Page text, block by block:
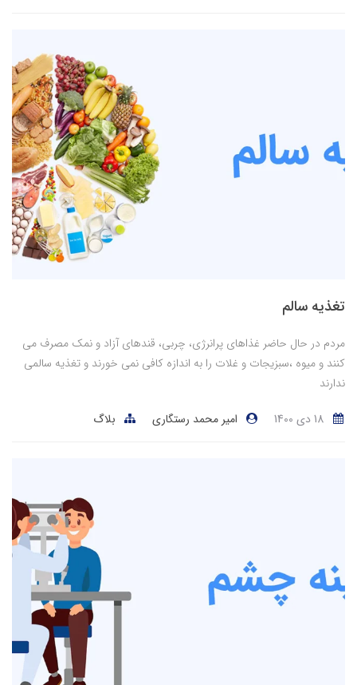
تغذیه سالم
مردم در حال حاضر غذاهای پرانرژی، چربی، قندهای آزاد و نمک مصرف می
کنند و میوه ،سبزیجات و غلات را به اندازه کافی نمی خورند و تغذیه سالمی
ندارند
امیر محمد رستگاری بلاگ